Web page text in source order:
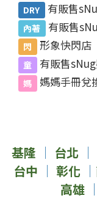
DRY 有販售
內著 有販售
閃 形象快閃店
童 有販售
媽 媽媽手冊兌
基隆 ｜ 台北 ｜
台中 ｜ 彰化 ｜
高雄 ｜